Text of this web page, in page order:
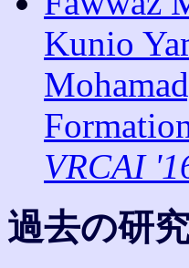
Kunio
VRCAI
過去の研